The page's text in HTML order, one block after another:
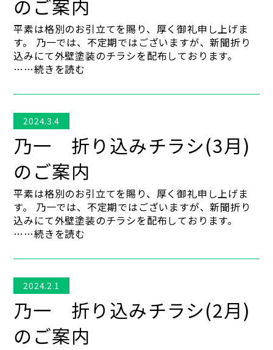
のご案内
平素は格別のお引立てを賜り、厚く御礼申し上げま
す。 乃一では、不定期ではございますが、新聞折り
込みにて外壁塗装のチラシを配布しております。
……続きを読む
2024.3.4
乃一 折り込みチラシ(3月)
のご案内
平素は格別のお引立てを賜り、厚く御礼申し上げま
す。 乃一では、不定期ではございますが、新聞折り
込みにて外壁塗装のチラシを配布しております。
……続きを読む
2024.2.1
乃一 折り込みチラシ(2月)
のご案内